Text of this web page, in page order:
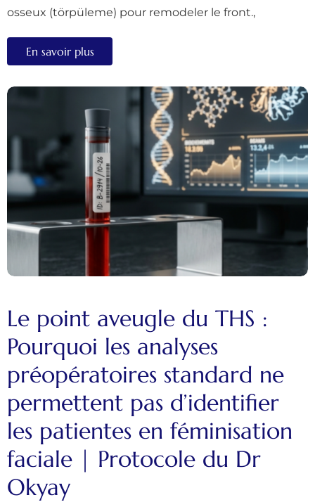
osseux (törpüleme) pour remodeler le front.,
En savoir plus
Le point aveugle du THS :
Pourquoi les analyses
préopératoires standard ne
permettent pas d’identifier
les patientes en féminisation
faciale | Protocole du Dr
Okyay